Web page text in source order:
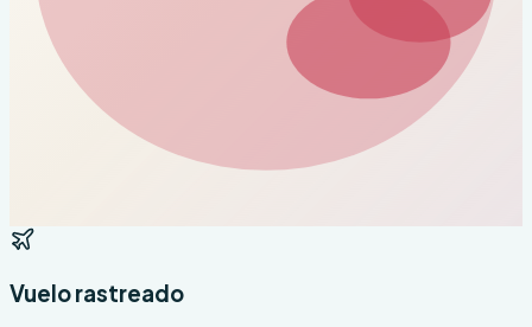
Vuelo rastreado